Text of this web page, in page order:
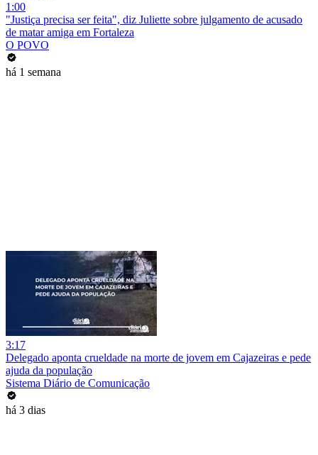
1:00
"Justiça precisa ser feita", diz Juliette sobre julgamento de acusado
de matar amiga em Fortaleza
O POVO
há 1 semana
3:17
Delegado aponta crueldade na morte de jovem em Cajazeiras e pede
ajuda da população
Sistema Diário de Comunicação
há 3 dias